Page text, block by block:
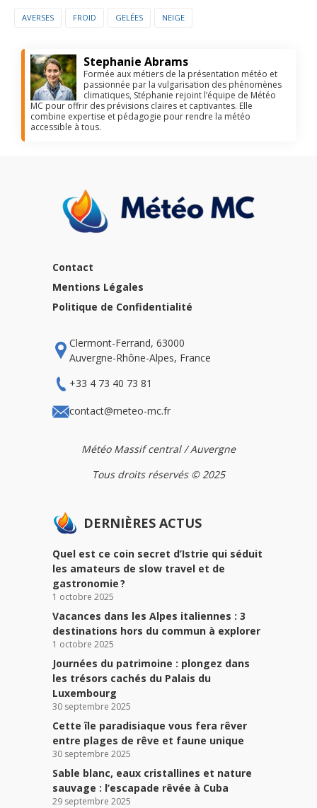
AVERSES FROID GELÉES NEIGE
Stephanie Abrams
Formée aux métiers de la présentation météo et
passionnée par la vulgarisation des phénomènes
climatiques, Stéphanie rejoint l’équipe de Météo
MC pour offrir des prévisions claires et captivantes. Elle
combine expertise et pédagogie pour rendre la météo
accessible à tous.
Contact
Mentions Légales
Politique de Confidentialité
Clermont-Ferrand, 63000
Auvergne-Rhône-Alpes, France
+33 4 73 40 73 81
contact@meteo-mc.fr
Météo Massif central / Auvergne
Tous droits réservés © 2025
DERNIÈRES ACTUS
Quel est ce coin secret d’Istrie qui séduit
les amateurs de slow travel et de
gastronomie ?
1 octobre 2025
Vacances dans les Alpes italiennes : 3
destinations hors du commun à explorer
1 octobre 2025
Journées du patrimoine : plongez dans
les trésors cachés du Palais du
Luxembourg
30 septembre 2025
Cette île paradisiaque vous fera rêver
entre plages de rêve et faune unique
30 septembre 2025
Sable blanc, eaux cristallines et nature
sauvage : l’escapade rêvée à Cuba
29 septembre 2025